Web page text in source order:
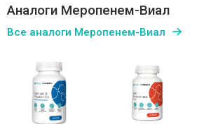
Аналоги Меропенем-Виал
Все аналоги Меропенем-Виал